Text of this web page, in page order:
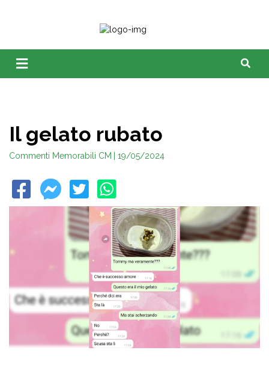
Il gelato rubato
Commenti Memorabili CM | 19/05/2024